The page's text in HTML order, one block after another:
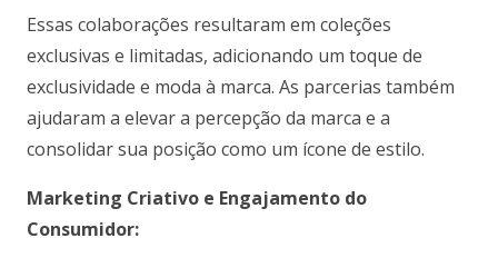
Essas colaborações resultaram em coleções
exclusivas e limitadas, adicionando um toque de
exclusividade e moda à marca. As parcerias também
ajudaram a elevar a percepção da marca e a
consolidar sua posição como um ícone de estilo.
Marketing Criativo e Engajamento do
Consumidor: